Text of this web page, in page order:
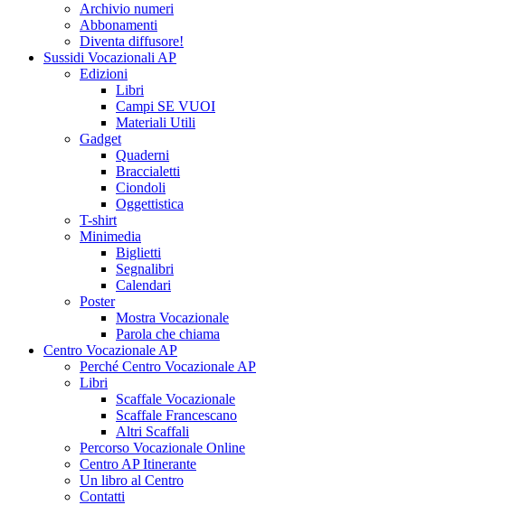
Archivio numeri
Abbonamenti
Diventa diffusore!
Sussidi Vocazionali AP
Edizioni
Libri
Campi SE VUOI
Materiali Utili
Gadget
Quaderni
Braccialetti
Ciondoli
Oggettistica
T-shirt
Minimedia
Biglietti
Segnalibri
Calendari
Poster
Mostra Vocazionale
Parola che chiama
Centro Vocazionale AP
Perché Centro Vocazionale AP
Libri
Scaffale Vocazionale
Scaffale Francescano
Altri Scaffali
Percorso Vocazionale Online
Centro AP Itinerante
Un libro al Centro
Contatti